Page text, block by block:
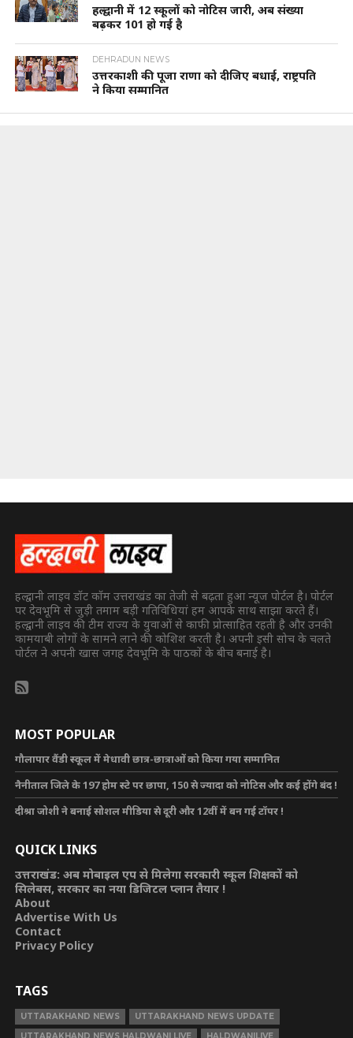
हल्द्वानी में 12 स्कूलों को नोटिस जारी, अब संख्या
बढ़कर 101 हो गई है
DEHRADUN NEWS
उत्तरकाशी की पूजा राणा को दीजिए बधाई, राष्ट्रपति
ने किया सम्मानित
हल्द्वानी लाइव डॉट कॉम उत्तराखंड का तेजी से बढ़ता हुआ न्यूज पोर्टल है। पोर्टल
पर देवभूमि से जुड़ी तमाम बड़ी गतिविधियां हम आपके साथ साझा करते हैं।
हल्द्वानी लाइव की टीम राज्य के युवाओं से काफी प्रोत्साहित रहती है और उनकी
कामयाबी लोगों के सामने लाने की कोशिश करती है। अपनी इसी सोच के चलते
पोर्टल ने अपनी खास जगह देवभूमि के पाठकों के बीच बनाई है।
MOST POPULAR
गौलापार वैंडी स्कूल में मेधावी छात्र-छात्राओं को किया गया सम्मानित
नैनीताल जिले के 197 होम स्टे पर छापा, 150 से ज्यादा को नोटिस और कई होंगे बंद !
दीश्रा जोशी ने बनाई सोशल मीडिया से दूरी और 12वीं में बन गई टॉपर !
QUICK LINKS
उत्तराखंड: अब मोबाइल एप से मिलेगा सरकारी स्कूल शिक्षकों को
सिलेबस, सरकार का नया डिजिटल प्लान तैयार !
About
Advertise With Us
Contact
Privacy Policy
TAGS
UTTARAKHAND NEWS
UTTARAKHAND NEWS UPDATE